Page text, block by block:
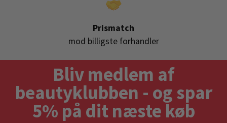
Prismatch
mod billigste forhandler
Bliv medlem af
beautyklubben - og spar
5% på dit næste køb